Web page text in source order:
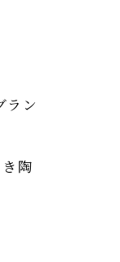
ラン
陶